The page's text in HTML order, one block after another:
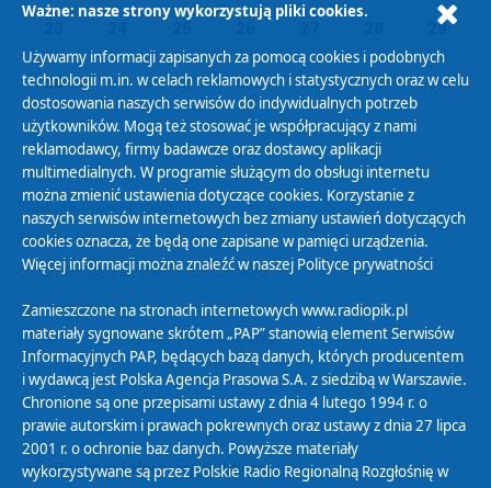
29
30 01 02 03 04 05 06
Polityka Prywatności
Zasady korzystania z Serwisu
Organizacje Pożytku Publicznego
Cyfryzacja DAB+
Polityka ochrony danych osobowych
Abonament
Zamówienia publiczne
Biuletyn Informacji Publicznej
Ważne: nasze strony wykorzystują pliki cookies.
Używamy informacji zapisanych za pomocą cookies i podobnych
technologii m.in. w celach reklamowych i statystycznych oraz w celu
dostosowania naszych serwisów do indywidualnych potrzeb
użytkowników. Mogą też stosować je współpracujący z nami
reklamodawcy, firmy badawcze oraz dostawcy aplikacji
multimedialnych. W programie służącym do obsługi internetu
można zmienić ustawienia dotyczące cookies. Korzystanie z
naszych serwisów internetowych bez zmiany ustawień dotyczących
cookies oznacza, że będą one zapisane w pamięci urządzenia.
Więcej informacji można znaleźć w naszej Polityce prywatności
Zamieszczone na stronach internetowych www.radiopik.pl
materiały sygnowane skrótem „PAP” stanowią element Serwisów
Informacyjnych PAP, będących bazą danych, których producentem
i wydawcą jest Polska Agencja Prasowa S.A. z siedzibą w Warszawie.
Chronione są one przepisami ustawy z dnia 4 lutego 1994 r. o
prawie autorskim i prawach pokrewnych oraz ustawy z dnia 27 lipca
2001 r. o ochronie baz danych. Powyższe materiały
wykorzystywane są przez Polskie Radio Regionalną Rozgłośnię w